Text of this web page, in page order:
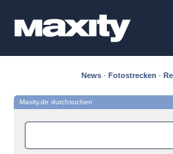
News · Fotostrecken ·
Maxity.de durchsuchen